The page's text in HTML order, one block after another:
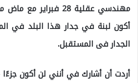
مهندسي عقلية 28
أكون لبنة في جدار هذا البلد في
الجدار فى المستقبل.
أردت أن أشارك في أنني لن أكون